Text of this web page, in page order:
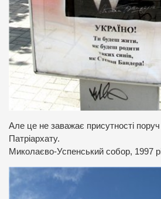
Але це не заважає присутності
Патріархату.
Миколаєво-Успенський собор, 1997